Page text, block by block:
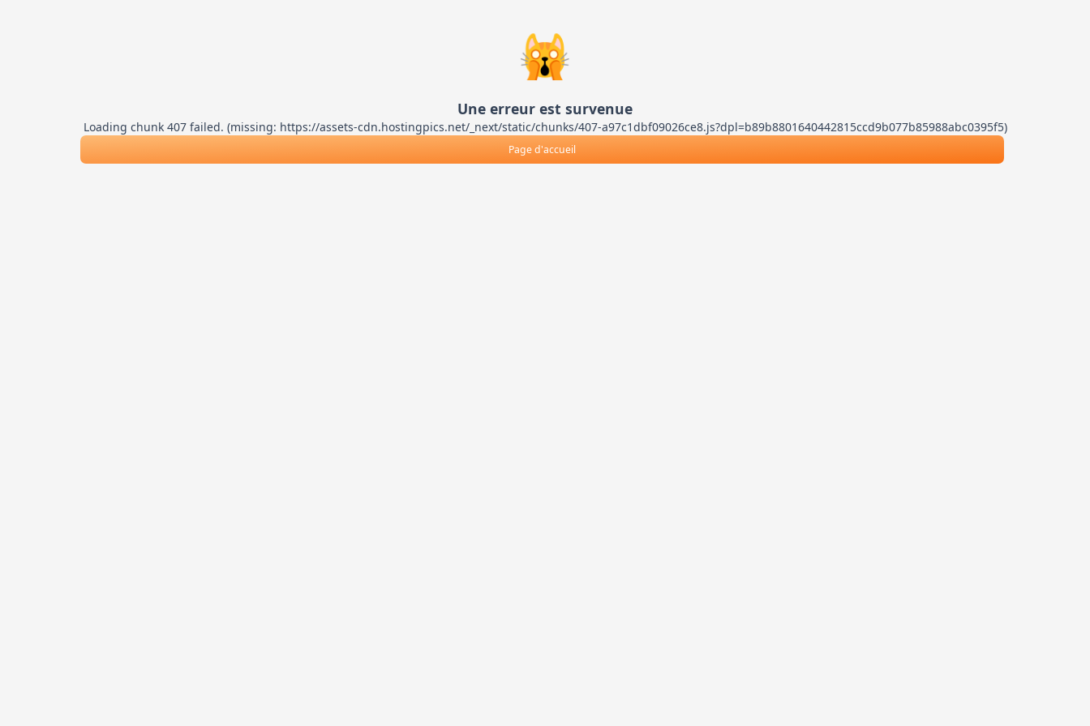
🙀
Une erreur est survenue
Loading chunk 407 failed. (missing: https://assets-cdn.hostingpics.net/_next/static/chunks/407-a97c1dbf09026ce8.js?dpl=b89b8801640442815ccd9b077b85988abc0395f5)
Page d'accueil